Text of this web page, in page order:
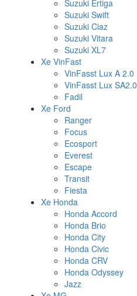
Suzuki Ertiga
Suzuki Swift
Suzuki Ciaz
Suzuki Vitara
Suzuki XL7
Xe VinFast
VinFasst Lux A 2.0
VinFasst Lux SA2.0
Fadil
Xe Ford
Ranger
Focus
Ecosport
Everest
Escape
Transit
Fiesta
Xe Honda
Honda Accord
Honda Brio
Honda City
Honda Civic
Honda CRV
Honda Odyssey
Jazz